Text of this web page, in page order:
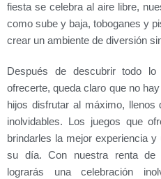
fiesta se celebra al aire libre,
como sube y baja, toboganes y
crear un ambiente de diversión
Después de descubrir todo
ofrecerte, queda claro que no
hijos disfrutar al máximo,
inolvidables. Los juegos que
brindarles la mejor experiencia
su día. Con nuestra renta de
lograrás una celebración